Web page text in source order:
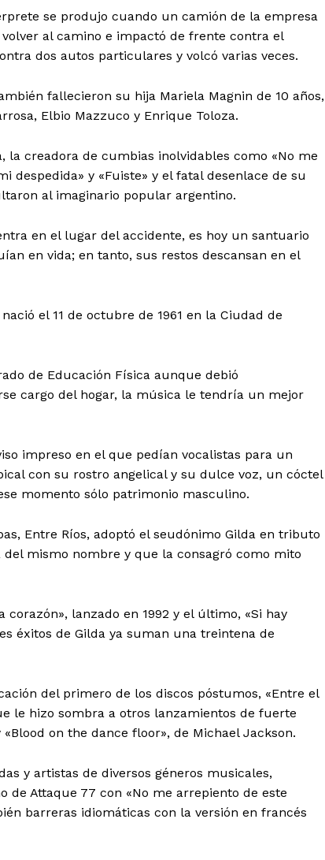
se produjo cuando un camión de la empresa
al camino e impactó de frente contra el
dos autos particulares y volcó varias veces.
fallecieron su hija Mariela Magnin de 10 años,
Elbio Mazzuco y Enrique Toloza.
creadora de cumbias inolvidables como «No me
despedida» y «Fuiste» y el fatal desenlace de su
al imaginario popular argentino.
en el lugar del accidente, es hoy un santuario
en vida; en tanto, sus restos descansan en el
el 11 de octubre de 1961 en la Ciudad de
de Educación Física aunque debió
cargo del hogar, la música le tendría un mejor
impreso en el que pedían vocalistas para un
con su rostro angelical y su dulce voz, un cóctel
momento sólo patrimonio masculino.
Entre Ríos, adoptó el seudónimo Gilda en tributo
mismo nombre y que la consagró como mito
lanzado en 1992 y el último, «Si hay
éxitos de Gilda ya suman una treintena de
del primero de los discos póstumos, «Entre el
le hizo sombra a otros lanzamientos de fuerte
on the dance floor», de Michael Jackson.
y artistas de diversos géneros musicales,
Attaque 77 con «No me arrepiento de este
barreras idiomáticas con la versión en francés